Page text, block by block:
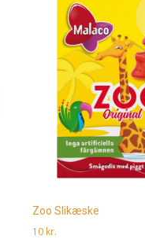
Zoo Slikæske
10 kr.